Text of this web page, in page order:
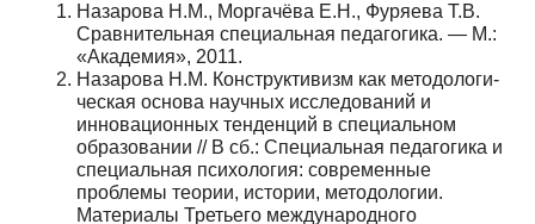
Назарова Н.М., Моргачёва Е.Н., Фуряева Т.В.
Сравнительная специальная педагогика. — М.:
«Ака­демия», 2011.
Назарова Н.М. Конструктивизм как методологи­
ческая основа научных исследований и
инновацион­ных тенденций в специальном
образовании // В сб.: Специальная педагогика и
специальная психология: современные
проблемы теории, истории, методоло­гии.
Материалы Третьего международного